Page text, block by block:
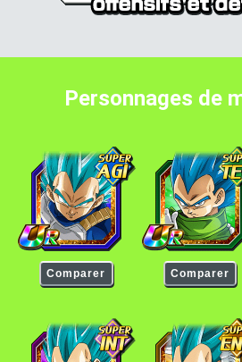
Personnages de
Comparer
Vegeta Super Saiyan Divin SS
Comparer
Vegeta Super
Vegeta Super Saiyan Divin SS
Vegeta Super